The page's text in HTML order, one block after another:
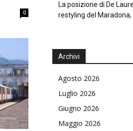
0
La posizione di De
restyling del
Archivi
Agosto 2026
Luglio 2026
Giugno 2026
Maggio 2026